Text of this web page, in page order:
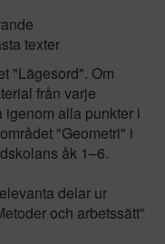
texter
"Lägesord". Om
från varje
igenom alla punkter i
"Geometri" i
åk 1–6.
delar ur
och arbetssätt"